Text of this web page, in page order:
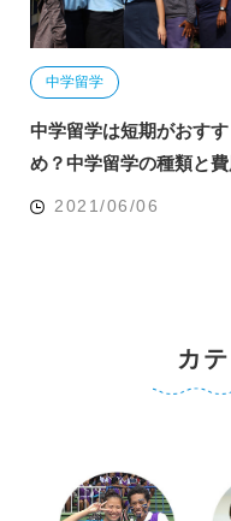
中学留学
中学留学は短期がおすす
め？中学留学の種類と費
2021/06/06
カ